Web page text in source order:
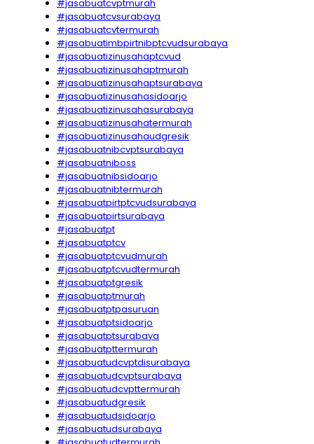
#jasabuatcvptmurah
#jasabuatcvsurabaya
#jasabuatcvtermurah
#jasabuatimbpirtnibptcvudsurabaya
#jasabuatizinusahaptcvud
#jasabuatizinusahaptmurah
#jasabuatizinusahaptsurabaya
#jasabuatizinusahasidoarjo
#jasabuatizinusahasurabaya
#jasabuatizinusahatermurah
#jasabuatizinusahaudgresik
#jasabuatnibcvptsurabaya
#jasabuatniboss
#jasabuatnibsidoarjo
#jasabuatnibtermurah
#jasabuatpirtptcvudsurabaya
#jasabuatpirtsurabaya
#jasabuatpt
#jasabuatptcv
#jasabuatptcvudmurah
#jasabuatptcvudtermurah
#jasabuatptgresik
#jasabuatptmurah
#jasabuatptpasuruan
#jasabuatptsidoarjo
#jasabuatptsurabaya
#jasabuatpttermurah
#jasabuatudcvptdisurabaya
#jasabuatudcvptsurabaya
#jasabuatudcvpttermurah
#jasabuatudgresik
#jasabuatudsidoarjo
#jasabuatudsurabaya